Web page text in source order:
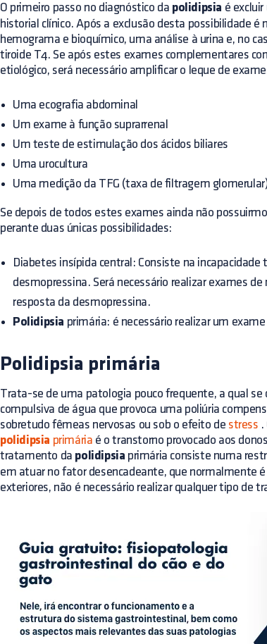
O primeiro passo no diagnóstico da polidipsia é
historial clínico. Após a exclusão desta possibilidade é
hemograma e bioquímico, uma análise à urina e, no
tiroide T4. Se após estes exames complementares
etiológico, será necessário amplificar o leque de
Uma ecografia abdominal
Um exame à função suprarrenal
Um teste de estimulação dos ácidos biliares
Uma urocultura
Uma medição da TFG (taxa de filtragem
Se depois de todos estes exames ainda não
perante duas únicas possibilidades:
Diabetes insípida central: Consiste na
desmopressina. Será necessário realizar exames
resposta da desmopressina.
Polidipsia primária: é necessário realizar um
Polidipsia primária
Trata-se de uma patologia pouco frequente, a qual se
compulsiva de água que provoca uma poliúria
sobretudo fêmeas nervosas ou sob o efeito de stress .
polidipsia primária é o transtorno provocado aos
tratamento da polidipsia primária consiste numa
em atuar no fator desencadeante, que normalmente
exteriores, não é necessário realizar qualquer tipo de